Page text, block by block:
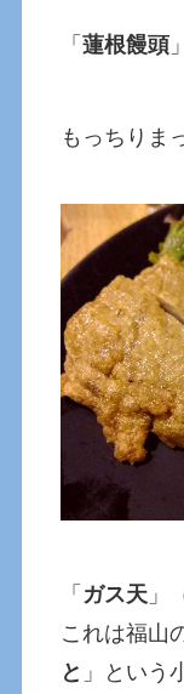
「蓮根饅頭
もっちりま
「 ガス天 」
これは福山
と 」という